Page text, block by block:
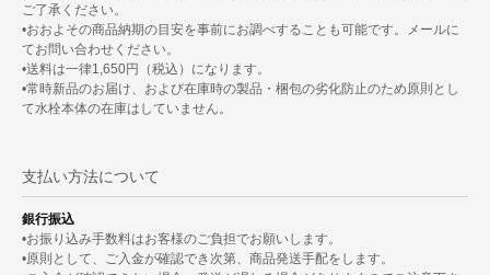
ご了承ください。
•おおよその商品納期の目安を事前にお調べすることも可能です。メールに
てお問い合わせください。
•送料は一律1,650円（税込）になります。
•常時新品のお届け、および在庫時の製品・梱包の劣化防止のため原則とし
て水栓本体の在庫はしていません。
支払い方法について
銀行振込
•お振り込み手数料はお客様のご負担でお願いします。
•原則として、ご入金が確認でき次第、商品発送手配をします。